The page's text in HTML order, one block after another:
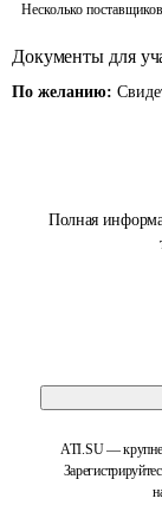
Полная
ATI.SU —
Несколько поставщиков
Документы для
По желанию: